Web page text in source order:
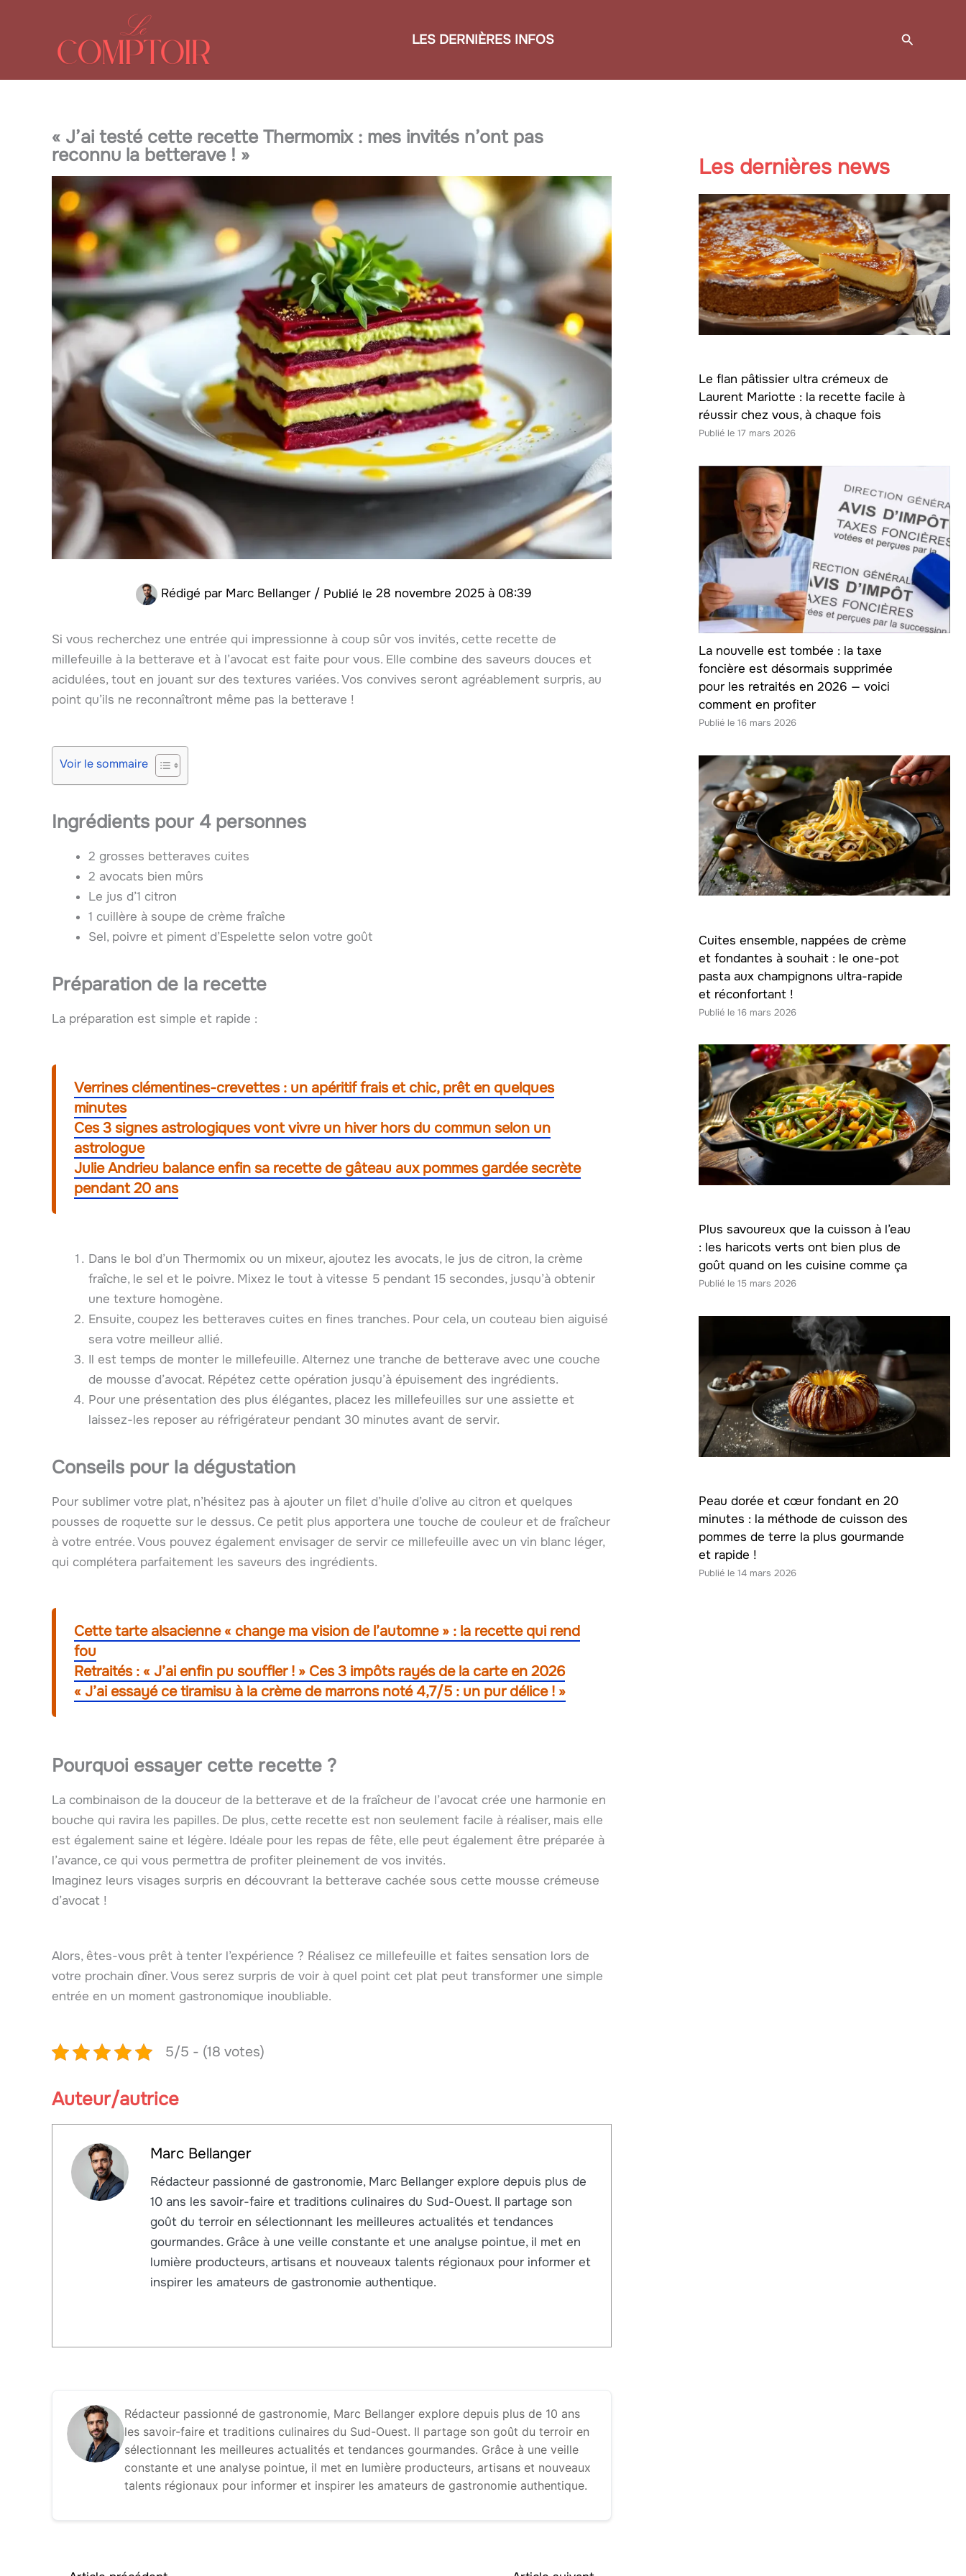
LES DERNIÈRES INFOS
« J’ai testé cette recette Thermomix : mes invités n’ont pas
reconnu la betterave ! »
Rédigé par Marc Bellanger / 28 novembre 2025 à 08:39
Si vous recherchez une entrée qui impressionne à coup sûr vos invités, cette recette de
millefeuille à la betterave et à l’avocat est faite pour vous. Elle combine des saveurs douces et
acidulées, tout en jouant sur des textures variées. Vos convives seront agréablement surpris, au
point qu’ils ne reconnaîtront même pas la betterave !
Voir le sommaire
Ingrédients pour 4 personnes
2 grosses betteraves cuites
2 avocats bien mûrs
Le jus d’1 citron
1 cuillère à soupe de crème fraîche
Sel, poivre et piment d’Espelette selon votre goût
Préparation de la recette
La préparation est simple et rapide :
Verrines clémentines-crevettes : un apéritif frais et chic, prêt en quelques
minutes
Ces 3 signes astrologiques vont vivre un hiver hors du commun selon un
astrologue
Julie Andrieu balance enfin sa recette de gâteau aux pommes gardée secrète
pendant 20 ans
Dans le bol d’un Thermomix ou un mixeur, ajoutez les avocats, le jus de citron, la crème
fraîche, le sel et le poivre. Mixez le tout à vitesse 5 pendant 15 secondes, jusqu’à obtenir
une texture homogène.
Ensuite, coupez les betteraves cuites en fines tranches. Pour cela, un couteau bien aiguisé
sera votre meilleur allié.
Il est temps de monter le millefeuille. Alternez une tranche de betterave avec une couche
de mousse d’avocat. Répétez cette opération jusqu’à épuisement des ingrédients.
Pour une présentation des plus élégantes, placez les millefeuilles sur une assiette et
laissez-les reposer au réfrigérateur pendant 30 minutes avant de servir.
Conseils pour la dégustation
Pour sublimer votre plat, n’hésitez pas à ajouter un filet d’huile d’olive au citron et quelques
pousses de roquette sur le dessus. Ce petit plus apportera une touche de couleur et de fraîcheur
à votre entrée. Vous pouvez également envisager de servir ce millefeuille avec un vin blanc léger,
qui complétera parfaitement les saveurs des ingrédients.
Cette tarte alsacienne « change ma vision de l’automne » : la recette qui rend
fou
Retraités : « J’ai enfin pu souffler ! » Ces 3 impôts rayés de la carte en 2026
« J’ai essayé ce tiramisu à la crème de marrons noté 4,7/5 : un pur délice ! »
Pourquoi essayer cette recette ?
La combinaison de la douceur de la betterave et de la fraîcheur de l’avocat crée une harmonie en
bouche qui ravira les papilles. De plus, cette recette est non seulement facile à réaliser, mais elle
est également saine et légère. Idéale pour les repas de fête, elle peut également être préparée à
l’avance, ce qui vous permettra de profiter pleinement de vos invités.
Imaginez leurs visages surpris en découvrant la betterave cachée sous cette mousse crémeuse
d’avocat !
Alors, êtes-vous prêt à tenter l’expérience ? Réalisez ce millefeuille et faites sensation lors de
votre prochain dîner. Vous serez surpris de voir à quel point cet plat peut transformer une simple
entrée en un moment gastronomique inoubliable.
5/5 - (18 votes)
Auteur/autrice
Marc Bellanger
Rédacteur passionné de gastronomie, Marc Bellanger explore depuis plus de
10 ans les savoir-faire et traditions culinaires du Sud-Ouest. Il partage son
goût du terroir en sélectionnant les meilleures actualités et tendances
gourmandes. Grâce à une veille constante et une analyse pointue, il met en
lumière producteurs, artisans et nouveaux talents régionaux pour informer et
inspirer les amateurs de gastronomie authentique.
Rédacteur passionné de gastronomie, Marc Bellanger explore depuis plus de 10 ans
les savoir-faire et traditions culinaires du Sud-Ouest. Il partage son goût du terroir en
sélectionnant les meilleures actualités et tendances gourmandes. Grâce à une veille
constante et une analyse pointue, il met en lumière producteurs, artisans et nouveaux
talents régionaux pour informer et inspirer les amateurs de gastronomie authentique.
Les dernières news
Le flan pâtissier ultra crémeux de
Laurent Mariotte : la recette facile à
réussir chez vous, à chaque fois
17 mars 2026
La nouvelle est tombée : la taxe
foncière est désormais supprimée
pour les retraités en 2026 — voici
comment en profiter
16 mars 2026
Cuites ensemble, nappées de crème
et fondantes à souhait : le one-pot
pasta aux champignons ultra-rapide
et réconfortant !
16 mars 2026
Plus savoureux que la cuisson à l’eau
: les haricots verts ont bien plus de
goût quand on les cuisine comme ça
15 mars 2026
Peau dorée et cœur fondant en 20
minutes : la méthode de cuisson des
pommes de terre la plus gourmande
et rapide !
14 mars 2026